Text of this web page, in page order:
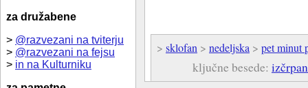
za družabene
> @razvezani na tviterju
> @razvezani na fejsu
> in na Kulturniku
> sklofan > nedeljska > pet minut
ključne besede: